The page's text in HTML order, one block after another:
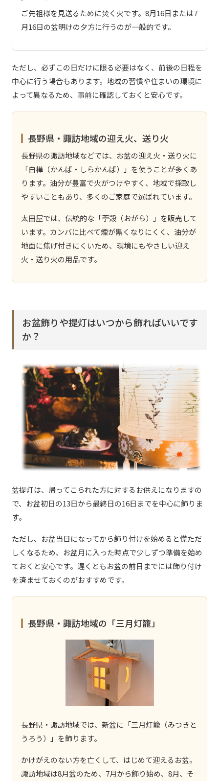
ご先祖様を見送るために焚く火です。8月16日または7
月16日の盆明けの夕方に行うのが一般的です。
ただし、必ずこの日だけに限る必要はなく、前後の日程を
中心に行う場合もあります。地域の習慣や住まいの環境に
よって異なるため、事前に確認しておくと安心です。
長野県・諏訪地域の迎え火、送り火
長野県の諏訪地域などでは、お盆の迎え火・送り火に
「白樺（かんば・しらかんば）」を使うことが多くあ
ります。油分が豊富で火がつけやすく、地域で採取し
やすいこともあり、多くのご家庭で選ばれています。
太田屋では、伝統的な「苧殻（おがら）」を販売して
います。カンバに比べて煙が黒くなりにくく、油分が
地面に焦げ付きにくいため、環境にもやさしい迎え
火・送り火の用品です。
お盆飾りや提灯はいつから飾ればいいです
か？
盆提灯は、帰ってこられた方に対するお供えになりますの
で、お盆初日の13日から最終日の16日までを中心に飾りま
す。
ただし、お盆当日になってから飾り付けを始めると慌ただ
しくなるため、お盆月に入った時点で少しずつ準備を始め
ておくと安心です。遅くともお盆の前日までには飾り付け
を済ませておくのがおすすめです。
長野県・諏訪地域の「三月灯籠」
長野県・諏訪地域では、新盆に「三月灯籠（みつきと
うろう）」を飾ります。
かけがえのない方を亡くして、はじめて迎えるお盆。
諏訪地域は8月盆のため、7月から飾り始め、8月、そ